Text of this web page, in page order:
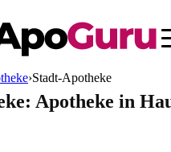
›Stadt-Apotheke
Apotheke in
& Blüten